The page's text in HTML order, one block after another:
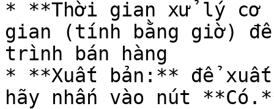
* **Thời gian xử lý cơ
gian (tính bằng giờ)
trình bán hàng
* **Xuất bản:** để
hãy nhấn vào nút